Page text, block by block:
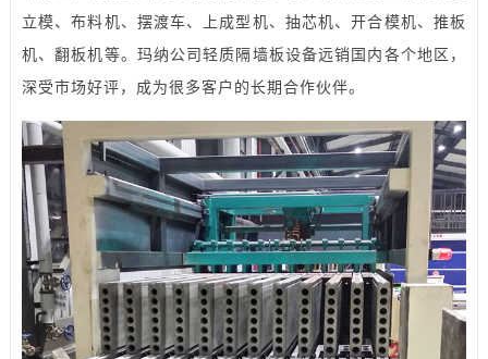
立模、布料机、摆渡车、上成型机、抽芯机、开合模机、推板
机、翻板机等。玛纳公司轻质隔墙板设备远销国内各个地区，
深受市场好评，成为很多客户的长期合作伙伴。